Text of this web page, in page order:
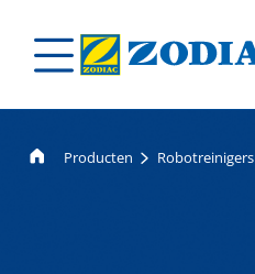
Producten Robotreinigers